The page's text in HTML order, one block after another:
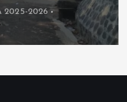
2025-2026